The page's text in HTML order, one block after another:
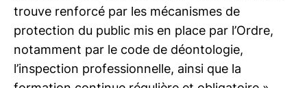
trouve renforcé par les mécanismes de
protection du public mis en place par l’Ordre,
notamment par le code de déontologie,
l’inspection professionnelle, ainsi que la